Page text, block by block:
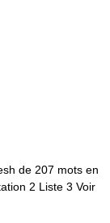
de 207 mots en
2 Liste 3 Voir